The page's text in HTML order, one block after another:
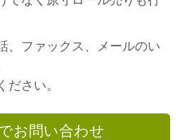
、ファックス、メールのい
ださい。
お問い合わせ